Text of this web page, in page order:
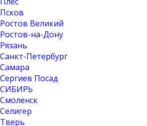
Псков
Ростов Великий
Ростов-на-Дону
Рязань
Санкт-Петербург
Самара
Сергиев Посад
СИБИРЬ
Смоленск
Селигер
Тверь